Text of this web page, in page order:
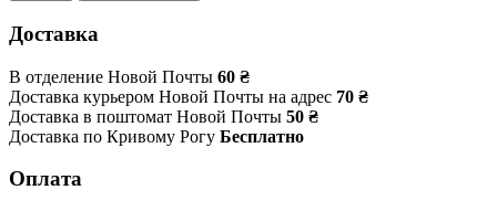
Доставка
В отделение Новой Почты 60 ₴
Доставка курьером Новой Почты на адрес 70 ₴
Доставка в поштомат Новой Почты 50 ₴
Доставка по Кривому Рогу Бесплатно
Оплата